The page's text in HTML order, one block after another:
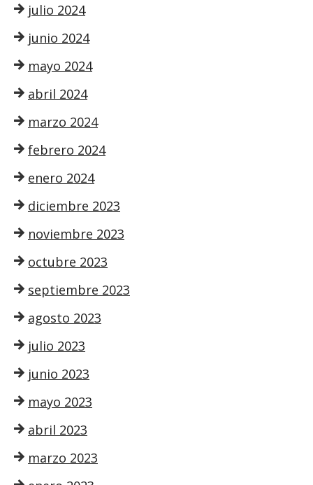
julio 2024
junio 2024
mayo 2024
abril 2024
marzo 2024
febrero 2024
enero 2024
diciembre 2023
noviembre 2023
octubre 2023
septiembre 2023
agosto 2023
julio 2023
junio 2023
mayo 2023
abril 2023
marzo 2023